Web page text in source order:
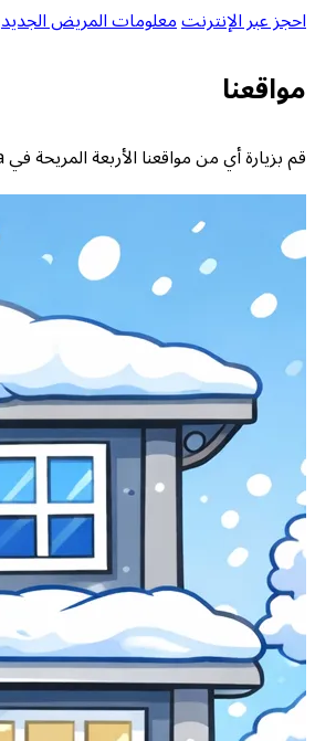
احجز عبر الإنترنتمعلومات المريض الجديد
مواقعنا
قم بزيارة أي من مواقعنا الأربعة المريحة في Ottawa